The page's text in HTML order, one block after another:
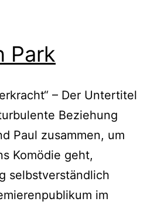
Park
– Der Untertitel
Beziehung
Paul zusammen, um
Komödie geht,
selbstverständlich
im